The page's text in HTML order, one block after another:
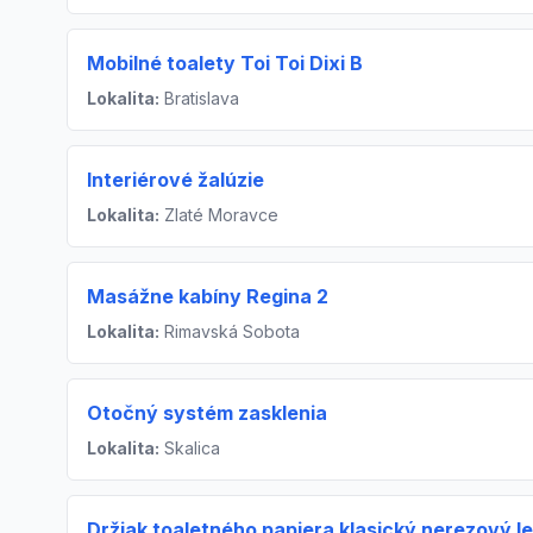
Mobilné toalety Toi Toi Dixi B
Lokalita: Bratislava
Interiérové žalúzie
Lokalita: Zlaté Moravce
Masážne kabíny Regina 2
Lokalita: Rimavská Sobota
Otočný systém zasklenia
Lokalita: Skalica